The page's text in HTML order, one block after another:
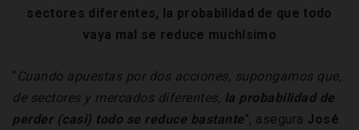
sectores diferentes, la probabilidad de que todo
vaya mal se reduce muchísimo
“ Cuando apuestas por dos acciones, supongamos que,
de sectores y mercados diferentes, la probabilidad de
perder (casi) todo se reduce bastante”, asegura José